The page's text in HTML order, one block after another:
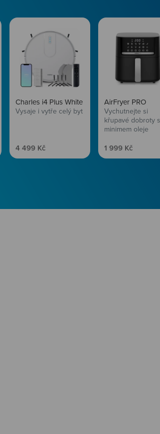
Charles i4 Plus White
Vysaje i vytře celý byt
Prodejní cena
4 499 Kč
AirFryer PRO
Vychutnejte si
křupavé dobroty s
minimem oleje
Prodejní cena
1 999 Kč
Péče o vlasy
Prozkoumat